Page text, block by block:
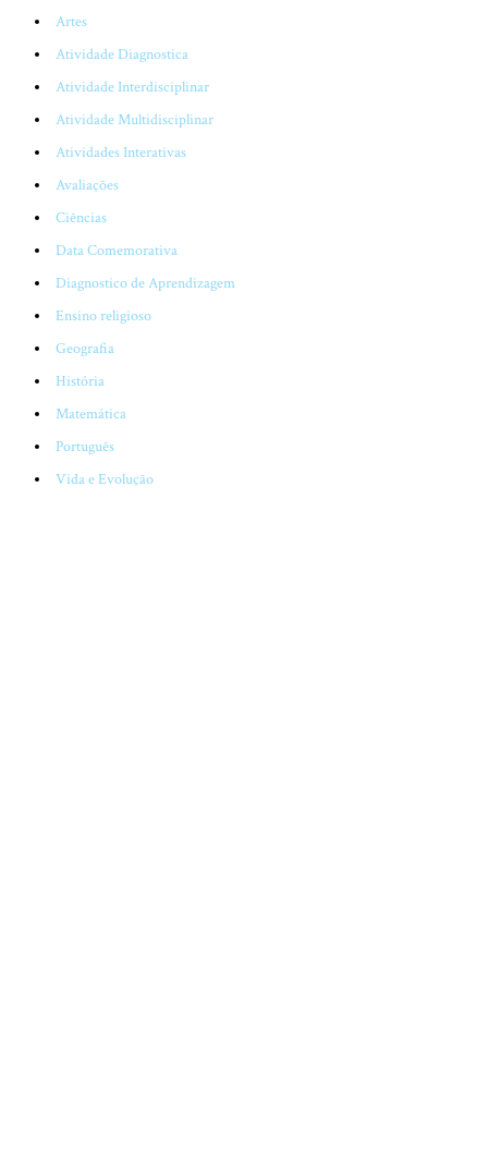
Artes
Atividade Diagnostica
Atividade Interdisciplinar
Atividade Multidisciplinar
Atividades Interativas
Avaliações
Ciências
Data Comemorativa
Diagnostico de Aprendizagem
Ensino religioso
Geografia
História
Matemática
Português
Vida e Evolução